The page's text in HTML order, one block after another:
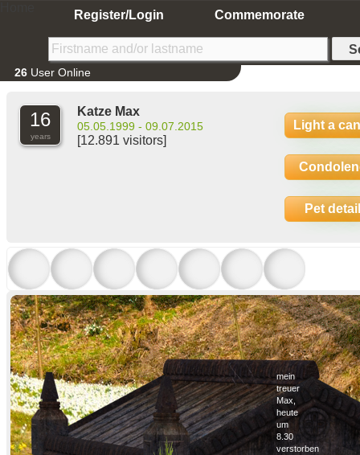
Register/Login Commemorate
26 User Online
16
years
Katze Max
05.05.1999 - 09.07.2015
[12.891 visitors]
Light a
Pet
mein
treuer
Max,
heute
um
8.30
verstorben